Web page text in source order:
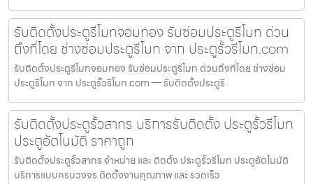
รับติดตั้งประตูรีโมทจอมทอง รับซ่อมประตูรีโมท ด่วน
ถึงที่โดย ช่างซ่อมประตูรีโมท จาก ประตูรั้วรีโมท.com
รับติดตั้งประตูรีโมทจอมทอง รับซ่อมประตูรีโมท ด่วนถึงที่โดย ช่างซ่อม
ประตูรีโมท จาก ประตูรั้วรีโมท.com — รับติดตั้งประตูรี
รับติดตั้งประตูรั้วสาทร บริการรับติดตั้ง ประตูรั้วรีโมท
ประตูอัตโนมัติ ราคาถูก
รับติดตั้งประตูรั้วสาทร จำหน่าย และ ติดตั้ง ประตูรั้วรีโมท ประตูอัตโนมัติ
บริการแบบครบวงจร ติดตั้งงานคุณภาพ และ รวดเร็ว